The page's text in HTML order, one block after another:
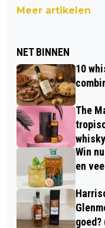
Meer artikelen
NET BINNEN
10
The
Win
en